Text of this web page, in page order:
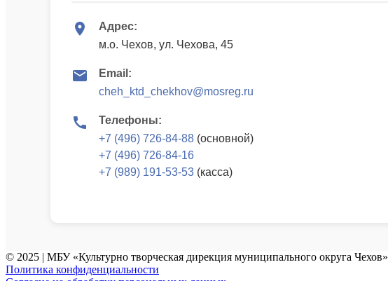
Адрес:
м.о. Чехов, ул. Чехова, 45
Email:
cheh_ktd_chekhov@mosreg.ru
Телефоны:
+7 (496) 726-84-88 (основной)
+7 (496) 726-84-16
+7 (989) 191-53-53 (касса)
© 2025 | МБУ «Культурно творческая дирекция муниципального округа Чехов»
Политика конфиденциальности